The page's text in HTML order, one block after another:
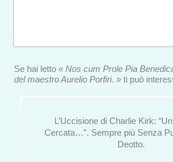
Se hai letto « Nos cum Prole Pia
del maestro Aurelio Porfiri. » ti può
L’Uccisione di Charlie Kirk: “Un
Cercata…”. Sempre più Senza
Deotto.